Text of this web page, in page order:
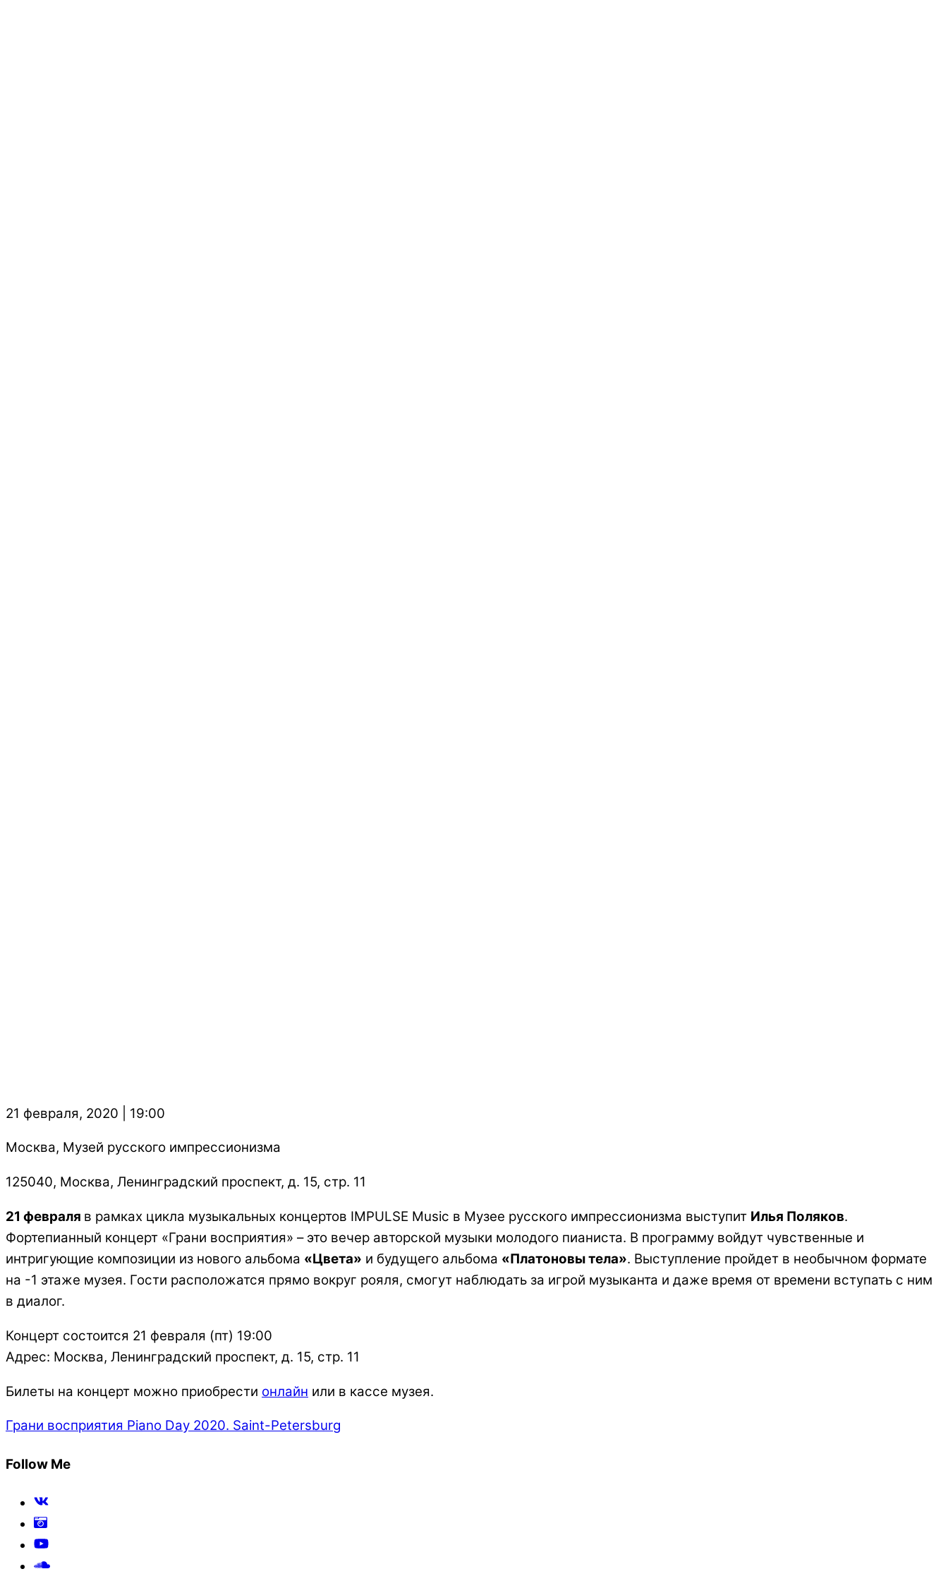
21 февраля, 2020 | 19:00
Москва, Музей русского импрессионизма
125040, Москва, Ленинградский проспект, д. 15, стр. 11
21 февраля в рамках цикла музыкальных концертов IMPULSE Music в Музее русского импрессионизма выступит Илья Поляков.
Фортепианный концерт «Грани восприятия» – это вечер авторской музыки молодого пианиста. В программу войдут чувственные и
интригующие композиции из нового альбома «Цвета» и будущего альбома «Платоновы тела». Выступление пройдет в необычном формате
на -1 этаже музея. Гости расположатся прямо вокруг рояля, смогут наблюдать за игрой музыканта и даже время от времени вступать с ним
в диалог.
Концерт состоится 21 февраля (пт) 19:00
Адрес: Москва, Ленинградский проспект, д. 15, стр. 11
Билеты на концерт можно приобрести онлайн или в кассе музея.
Грани восприятия Piano Day 2020. Saint-Petersburg
Follow Me